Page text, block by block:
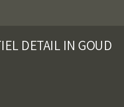
DETAIL IN GOUD